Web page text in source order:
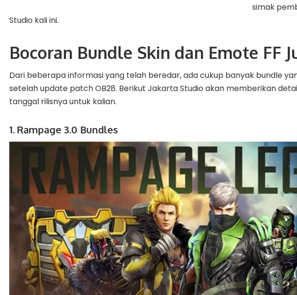
simak
Studio kali ini.
Bocoran Bundle Skin dan Emote FF
Dari beberapa informasi yang telah beredar, ada cukup banyak bundle
setelah update patch OB28. Berikut Jakarta Studio akan memberikan
tanggal rilisnya untuk kalian.
1. Rampage 3.0 Bundles